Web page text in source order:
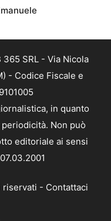
SRL - Via Nicola
- Codice Fiscale e
in quanto
Non può
editoriale ai sensi
- Contattaci